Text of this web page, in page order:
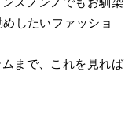
したいファッショ
まで、これを見れば